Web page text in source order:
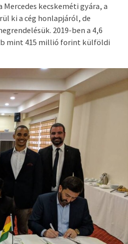
kecskeméti gyára, a
ki a cég honlapjáról, de
2019-ben a 4,6
mint 415 millió forint külföldi